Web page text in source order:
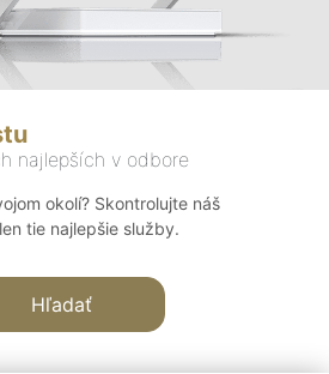
najlepších v odbore
okolí? Skontrolujte náš
tie najlepšie služby.
Hľadať